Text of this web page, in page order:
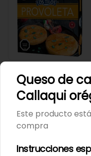
Queso de
Callaqui
Este producto
compra
Instrucciones